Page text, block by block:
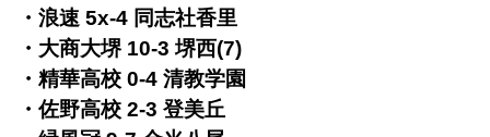
・浪速 5x-4 同志社香里
・大商大堺 10-3 堺西(7)
・精華高校 0-4 清教学園
・佐野高校 2-3 登美丘